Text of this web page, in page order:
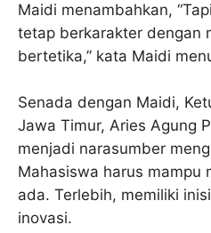
Maidi menambahkan,
tetap berkarakter dengan
bertetika,” kata Maidi
Senada dengan Maidi,
Jawa Timur, Aries Agung
menjadi narasumber
Mahasiswa harus mampu
ada. Terlebih, memiliki
inovasi.